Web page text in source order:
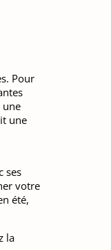
Pour
une
une
ses
votre
été,
la